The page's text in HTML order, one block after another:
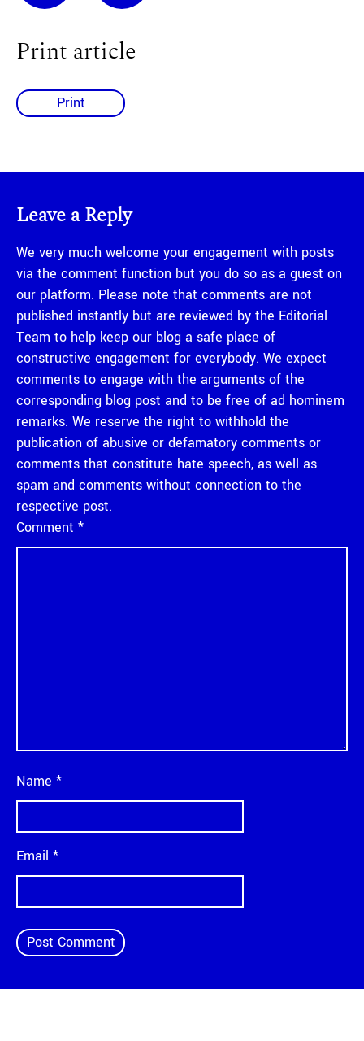
Print article
Print
Leave a Reply
We very much welcome your engagement with posts
via the comment function but you do so as a guest on
our platform. Please note that comments are not
published instantly but are reviewed by the Editorial
Team to help keep our blog a safe place of
constructive engagement for everybody. We expect
comments to engage with the arguments of the
corresponding blog post and to be free of ad hominem
remarks. We reserve the right to withhold the
publication of abusive or defamatory comments or
comments that constitute hate speech, as well as
spam and comments without connection to the
respective post.
Comment *
Name *
Email *